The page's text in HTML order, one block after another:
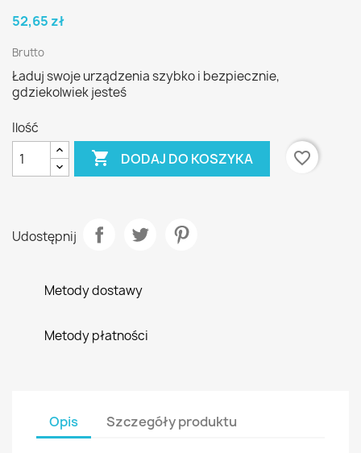
52,65 zł
Brutto
Ładuj swoje urządzenia szybko i bezpiecznie,
gdziekolwiek jesteś
Ilość
 DODAJ DO KOSZYKA favorite_border
Udostępnij
Metody dostawy
Metody płatności
Opis Szczegóły produktu